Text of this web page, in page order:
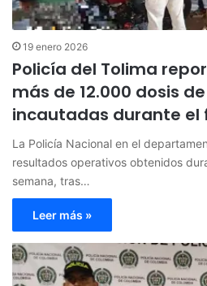
19 enero 2026
Policía del Tolima
más de 12.000 dosis
incautadas durante el
La Policía Nacional en el
resultados operativos obtenidos
semana, tras…
Leer más »